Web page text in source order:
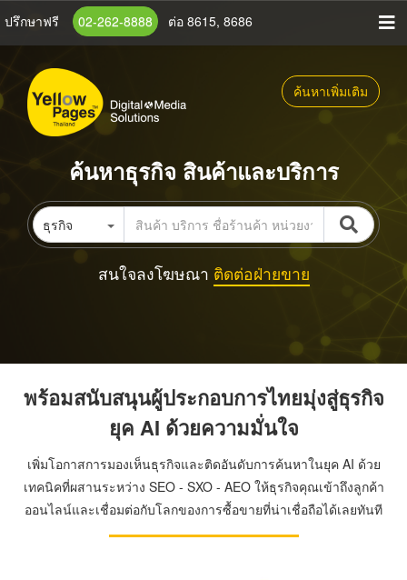
ข้าม
เนื้อหา
หลัก
ปรึกษาฟรี 02-262-8888 ต่อ 8615, 8686
ค้นหาเพิ่มเติม
ค้นหาธุรกิจ สินค้าและบริการ
ธุรกิจ
สนใจลงโฆษณา ติดต่อฝ่ายขาย
พร้อมสนับสนุนผู้ประกอบการไทยมุ่งสู่ธุรกิจ
ยุค AI ด้วยความมั่นใจ
เพิ่มโอกาสการมองเห็นธุรกิจและติดอันดับการค้นหาในยุค AI ด้วย
เทคนิคที่ผสานระหว่าง SEO - SXO - AEO ให้ธุรกิจคุณเข้าถึงลูกค้า
ออนไลน์และเชื่อมต่อกับโลกของการซื้อขายที่น่าเชื่อถือได้เลยทันที